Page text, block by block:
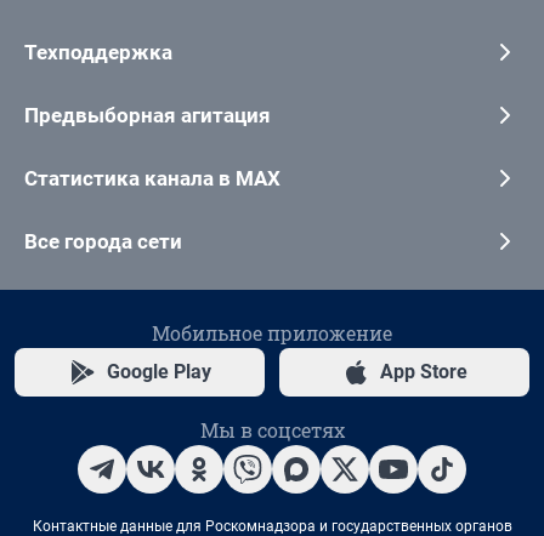
Техподдержка
Предвыборная агитация
Статистика канала в MAX
Все города сети
Мобильное приложение
Google Play App Store
Мы в соцсетях
Контактные данные для Роскомнадзора и государственных органов